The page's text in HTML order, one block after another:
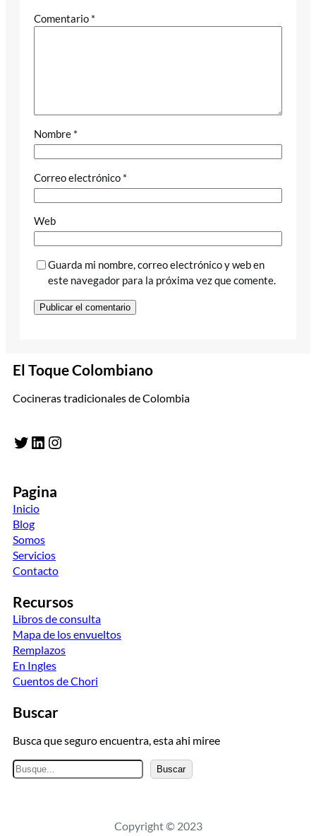
Comentario *
Nombre *
Correo electrónico *
Web
Guarda mi nombre, correo electrónico y web en
este navegador para la próxima vez que comente.
El Toque Colombiano
Cocineras tradicionales de Colombia
Twitter LinkedIn Instagram
Pagina
Inicio
Blog
Somos
Servicios
Contacto
Recursos
Libros de consulta
Mapa de los envueltos
Remplazos
En Ingles
Cuentos de Chori
Buscar
Busca que seguro encuentra, esta ahi miree
B
u
a
Buscar
Copyright © 2023